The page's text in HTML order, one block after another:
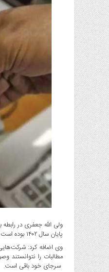
شهری
نفت،
گاز
و
پتروشیمی
صنعت
و
خودرو
استارت
آپ
و
فن
آوری
بانک
،
بیمه
و
ارز
دیجیتال
کشاورزی
و
صنایع
غذایی
ولی الله جعفری در
پایان سال ۱۴۰۲ بوده است منتهی تاکنون این شرکت‌ها سود سهام عدالت را واریز نکردند .
وی اضافه کرد: شرکت‌هایی
مطالبات را نتوانستند
سرجای خود باقی است.